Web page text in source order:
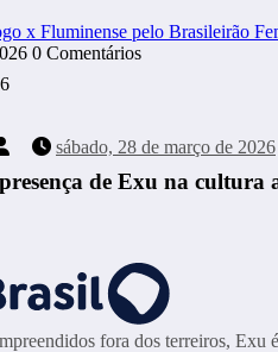
x Fluminense pelo Brasileirão
0 Comentários
sábado, 28 de março de 2026
de Exu na cultura
fora dos terreiros, Exu